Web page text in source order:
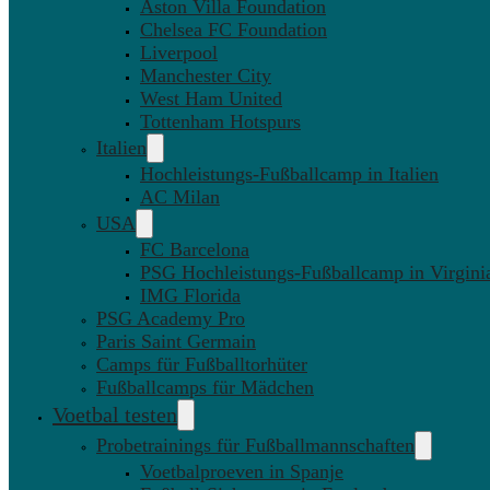
Aston Villa Foundation
Chelsea FC Foundation
Liverpool
Manchester City
West Ham United
Tottenham Hotspurs
Italien
Hochleistungs-Fußballcamp in Italien
AC Milan
USA
FC Barcelona
PSG Hochleistungs-Fußballcamp in
IMG Florida
PSG Academy Pro
Paris Saint Germain
Camps für Fußballtorhüter
Fußballcamps für Mädchen
Voetbal testen
Probetrainings für Fußballmannschaften
Voetbalproeven in Spanje